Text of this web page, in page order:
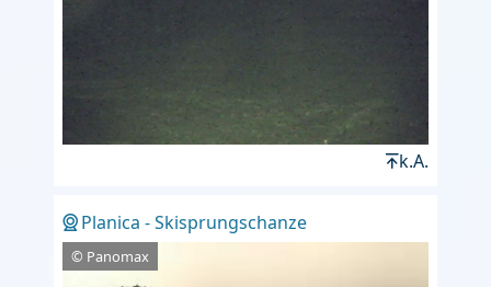
k.A.
Planica - Skisprungschanze
© Panomax